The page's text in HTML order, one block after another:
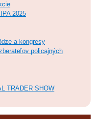
2025
a kongresy
policajných
TRADER SHOW